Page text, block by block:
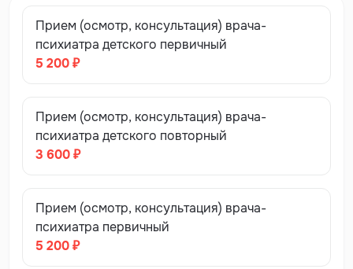
Прием (осмотр, консультация) врача-
психиатра детского первичный
5 200 ₽
Прием (осмотр, консультация) врача-
психиатра детского повторный
3 600 ₽
Прием (осмотр, консультация) врача-
психиатра первичный
5 200 ₽